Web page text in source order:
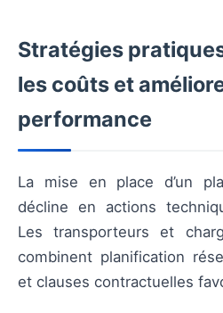
Stratégies
les coûts et
performance
La mise en place d’un
décline en actions
Les transporteurs et
combinent planification
et clauses contractuelles